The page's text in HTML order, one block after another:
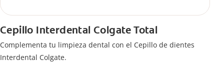
Cepillo Interdental Colgate Total
Complementa tu limpieza dental con el Cepillo de dientes
Interdental Colgate.